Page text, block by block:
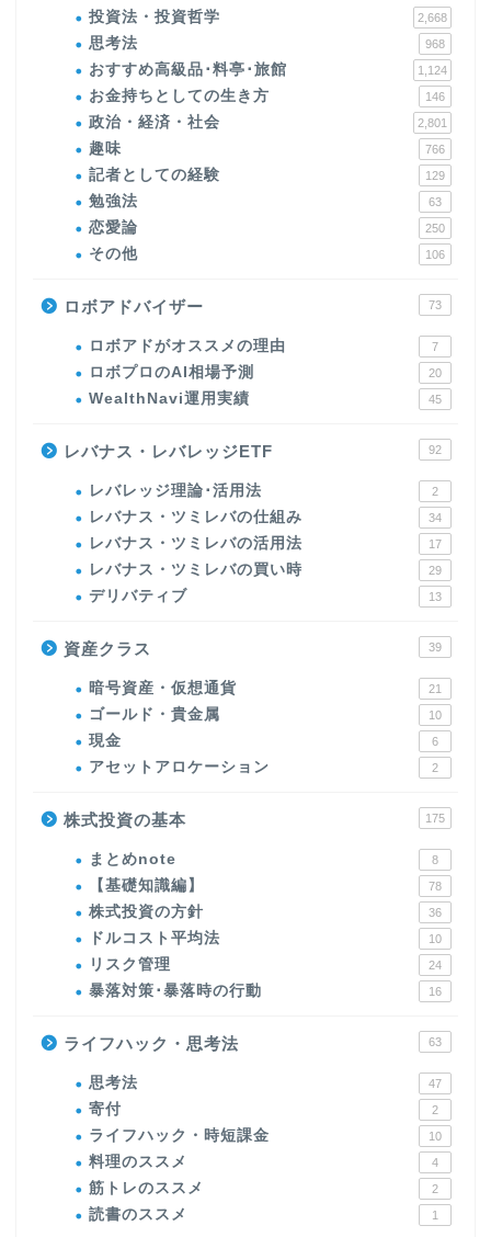
投資法・投資哲学 2,668
思考法 968
おすすめ高級品･料亭･旅館 1,124
お金持ちとしての生き方 146
政治・経済・社会 2,801
趣味 766
記者としての経験 129
勉強法 63
恋愛論 250
その他 106
ロボアドバイザー 73
ロボアドがオススメの理由 7
ロボプロのAI相場予測 20
WealthNavi運用実績 45
レバナス・レバレッジETF 92
レバレッジ理論･活用法 2
レバナス・ツミレバの仕組み 34
レバナス・ツミレバの活用法 17
レバナス・ツミレバの買い時 29
デリバティブ 13
資産クラス 39
暗号資産・仮想通貨 21
ゴールド・貴金属 10
現金 6
アセットアロケーション 2
株式投資の基本 175
まとめnote 8
【基礎知識編】 78
株式投資の方針 36
ドルコスト平均法 10
リスク管理 24
暴落対策･暴落時の行動 16
ライフハック・思考法 63
思考法 47
寄付 2
ライフハック・時短課金 10
料理のススメ 4
筋トレのススメ 2
読書のススメ 1